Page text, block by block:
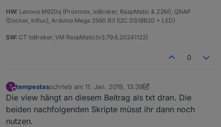
HW: Lenovo M920q (Proxmox, ioBroker, RaspMatic & Z2M), QNAP
(Docker, Influx), Arduino Mega 2560 R3 (I2C DS18B20 + LED)
SW: CT IoBroker, VM RaspMatic(v3.79.6.20241122)
0
T
Offline
tempestasschrieb am 11. Jan. 2019, 13:39
zuletzt editiert von Jey Cee
Die view hängt an diesem Beitrag als txt dran. Die
beiden nachfolgenden Skripte müsst ihr dann noch
nutzen.